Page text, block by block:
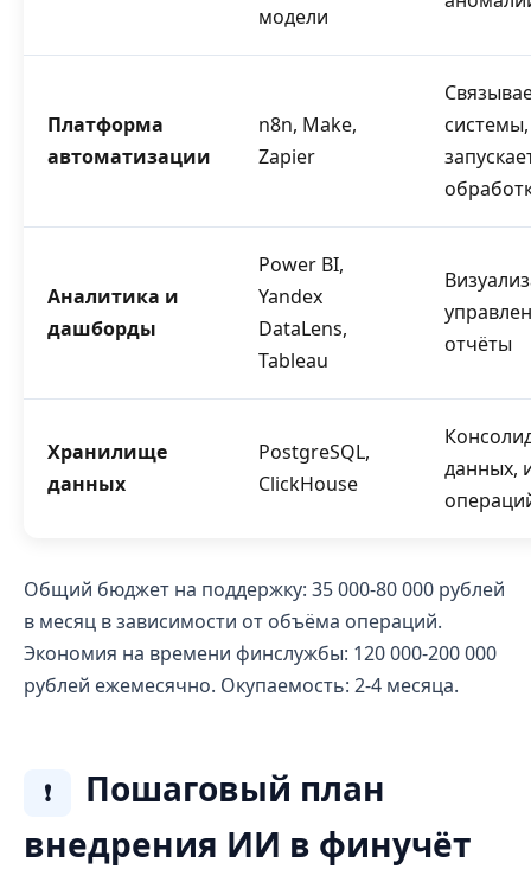
модели
Платформа
автоматизации
n8n, Make,
Zapier
системы,
Аналитика и
дашборды
Power BI,
Yandex
DataLens,
Tableau
отчёты
Хранилище
данных
PostgreSQL,
ClickHouse
данных,
Общий бюджет на поддержку: 35 000-80 000 рублей
в месяц в зависимости от объёма операций.
Экономия на времени финслужбы: 120 000-200 000
рублей ежемесячно. Окупаемость: 2-4 месяца.
❗
Пошаговый план
внедрения ИИ в финучёт